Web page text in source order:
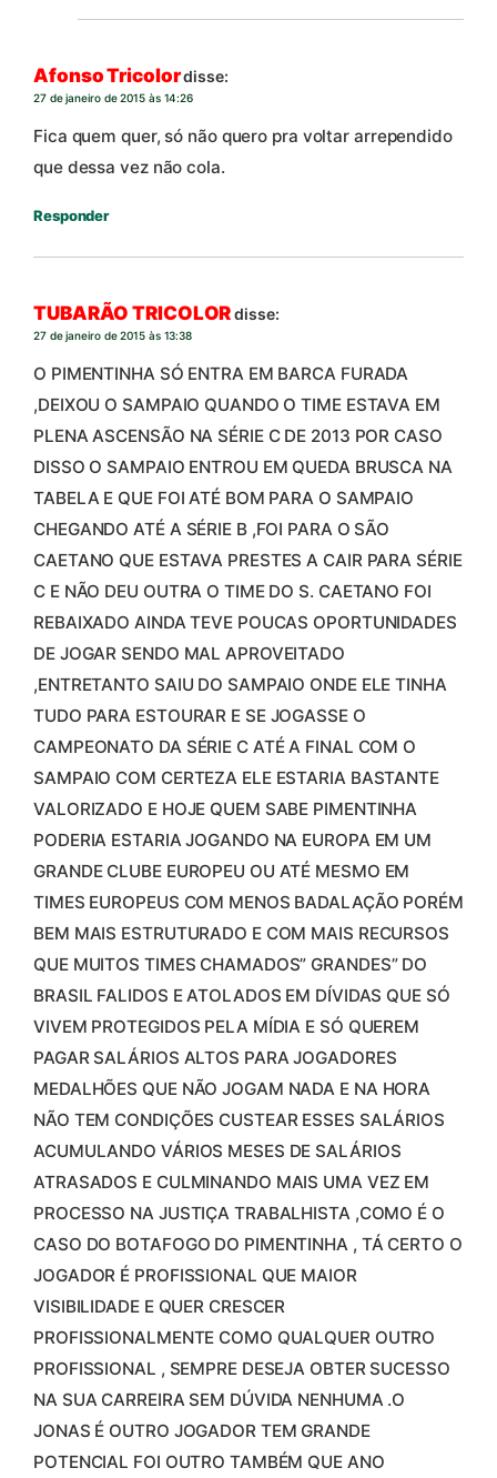
Afonso Tricolordisse:
27 de janeiro de 2015 às 14:26
Fica quem quer, só não quero pra voltar arrependido
que dessa vez não cola.
Responder
TUBARÃO TRICOLORdisse:
27 de janeiro de 2015 às 13:38
O PIMENTINHA SÓ ENTRA EM BARCA FURADA
,DEIXOU O SAMPAIO QUANDO O TIME ESTAVA EM
PLENA ASCENSÃO NA SÉRIE C DE 2013 POR CASO
DISSO O SAMPAIO ENTROU EM QUEDA BRUSCA NA
TABELA E QUE FOI ATÉ BOM PARA O SAMPAIO
CHEGANDO ATÉ A SÉRIE B ,FOI PARA O SÃO
CAETANO QUE ESTAVA PRESTES A CAIR PARA SÉRIE
C E NÃO DEU OUTRA O TIME DO S. CAETANO FOI
REBAIXADO AINDA TEVE POUCAS OPORTUNIDADES
DE JOGAR SENDO MAL APROVEITADO
,ENTRETANTO SAIU DO SAMPAIO ONDE ELE TINHA
TUDO PARA ESTOURAR E SE JOGASSE O
CAMPEONATO DA SÉRIE C ATÉ A FINAL COM O
SAMPAIO COM CERTEZA ELE ESTARIA BASTANTE
VALORIZADO E HOJE QUEM SABE PIMENTINHA
PODERIA ESTARIA JOGANDO NA EUROPA EM UM
GRANDE CLUBE EUROPEU OU ATÉ MESMO EM
TIMES EUROPEUS COM MENOS BADALAÇÃO PORÉM
BEM MAIS ESTRUTURADO E COM MAIS RECURSOS
QUE MUITOS TIMES CHAMADOS” GRANDES” DO
BRASIL FALIDOS E ATOLADOS EM DÍVIDAS QUE SÓ
VIVEM PROTEGIDOS PELA MÍDIA E SÓ QUEREM
PAGAR SALÁRIOS ALTOS PARA JOGADORES
MEDALHÕES QUE NÃO JOGAM NADA E NA HORA
NÃO TEM CONDIÇÕES CUSTEAR ESSES SALÁRIOS
ACUMULANDO VÁRIOS MESES DE SALÁRIOS
ATRASADOS E CULMINANDO MAIS UMA VEZ EM
PROCESSO NA JUSTIÇA TRABALHISTA ,COMO É O
CASO DO BOTAFOGO DO PIMENTINHA , TÁ CERTO O
JOGADOR É PROFISSIONAL QUE MAIOR
VISIBILIDADE E QUER CRESCER
PROFISSIONALMENTE COMO QUALQUER OUTRO
PROFISSIONAL , SEMPRE DESEJA OBTER SUCESSO
NA SUA CARREIRA SEM DÚVIDA NENHUMA .O
JONAS É OUTRO JOGADOR TEM GRANDE
POTENCIAL FOI OUTRO TAMBÉM QUE ANO